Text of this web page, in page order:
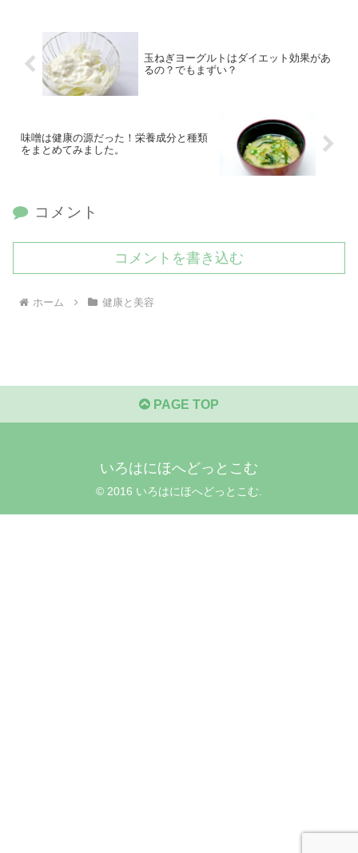
玉ねぎヨーグルトはダイエット効果があ
るの？でもまずい？
味噌は健康の源だった！栄養成分と種類
をまとめてみました。
コメント
コメントを書き込む
ホーム 健康と美容
PAGE TOP
いろはにほへどっとこむ
© 2016 いろはにほへどっとこむ.